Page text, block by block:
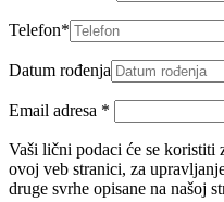
Telefon*
Datum rođenja
Email adresa *
Vaši lični podaci će se koristiti
ovoj veb stranici, za
druge svrhe opisane na našoj